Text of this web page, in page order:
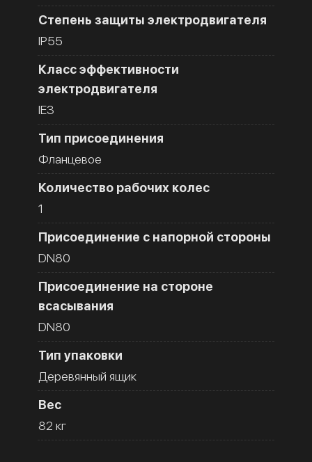
Степень защиты электродвигателя
IP55
Класс эффективности
электродвигателя
IE3
Тип присоединения
Фланцевое
Количество рабочих колес
1
Присоединение с напорной стороны
DN80
Присоединение на стороне
всасывания
DN80
Тип упаковки
Деревянный ящик
Вес
82 кг